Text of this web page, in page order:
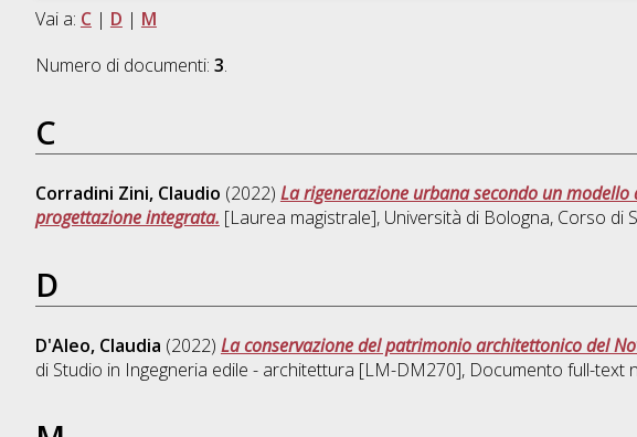
Vai a: C| D | M
Numero di documenti: 3.
C
Corradini Zini, Claudio (2022) La rigenerazione urbana secondo un
progettazione integrata. [Laurea magistrale], Università di Bologna, Corso di
D
D'Aleo, Claudia (2022) La conservazione del patrimonio architettonico del
di Studio in Ingegneria edile - architettura [LM-DM270], Documento full-text